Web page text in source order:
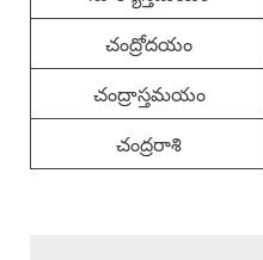
చంద్రోదయం
చంద్రాస్తమయం
చంద్రరాశి